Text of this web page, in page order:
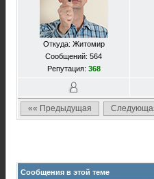
Откуда: Житомир
Сообщений: 564
Репутация: 368
«« Предыдущая
Сообщения в этой теме